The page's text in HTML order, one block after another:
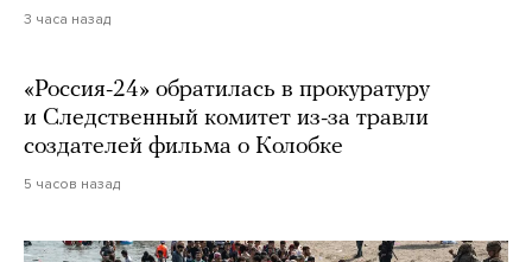
3 часа назад
«Россия-24» обратилась в прокуратуру
и Следственный комитет из-за травли
создателей фильма о Колобке
5 часов назад